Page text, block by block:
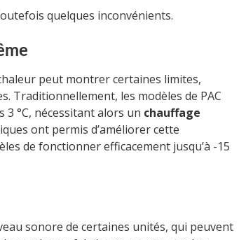
quelques inconvénients.
peut montrer certaines limites,
Traditionnellement, les modèles de PAC
°C, nécessitant alors un chauffage
ont permis d’améliorer cette
de fonctionner efficacement jusqu’à -15
sonore de certaines unités, qui peuvent